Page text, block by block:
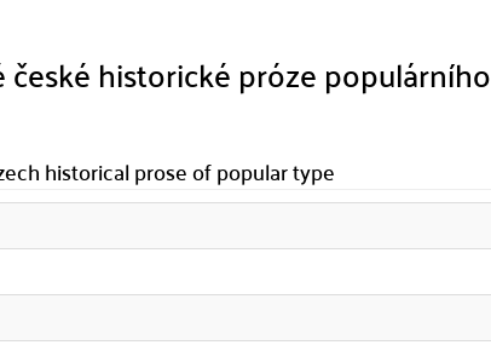
historické próze populárního
historical prose of popular type